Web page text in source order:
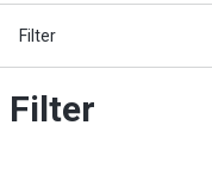
Filter
Filter